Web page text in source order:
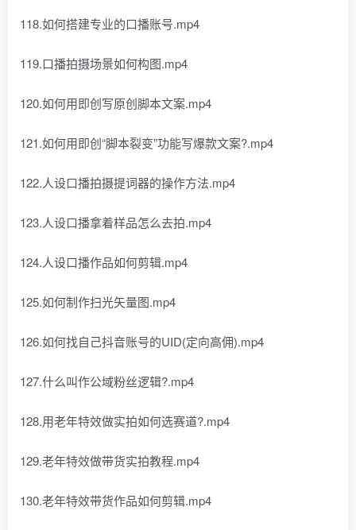
118.如何搭建专业的口播账号.mp4
119.口播拍摄场景如何构图.mp4
120.如何用即创写原创脚本文案.mp4
121.如何用即创“脚本裂变”功能写爆款文案?.mp4
122.人设口播拍摄提词器的操作方法.mp4
123.人设口播拿着样品怎么去拍.mp4
124.人设口播作品如何剪辑.mp4
125.如何制作扫光矢量图.mp4
126.如何找自己抖音账号的UID(定向高佣).mp4
127.什么叫作公域粉丝逻辑?.mp4
128.用老年特效做实拍如何选赛道?.mp4
129.老年特效做带货实拍教程.mp4
130.老年特效带货作品如何剪辑.mp4